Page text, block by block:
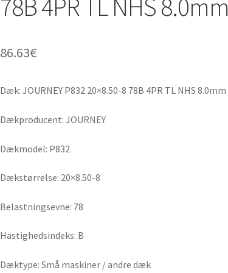
78B 4PR TL NHS 8.0mm
86.63€
Dæk: JOURNEY P832 20×8.50-8 78B 4PR TL NHS 8.0mm
Dækproducent: JOURNEY
Dækmodel: P832
Dækstørrelse: 20×8.50-8
Belastningsevne: 78
Hastighedsindeks: B
Dæktype: Små maskiner / andre dæk